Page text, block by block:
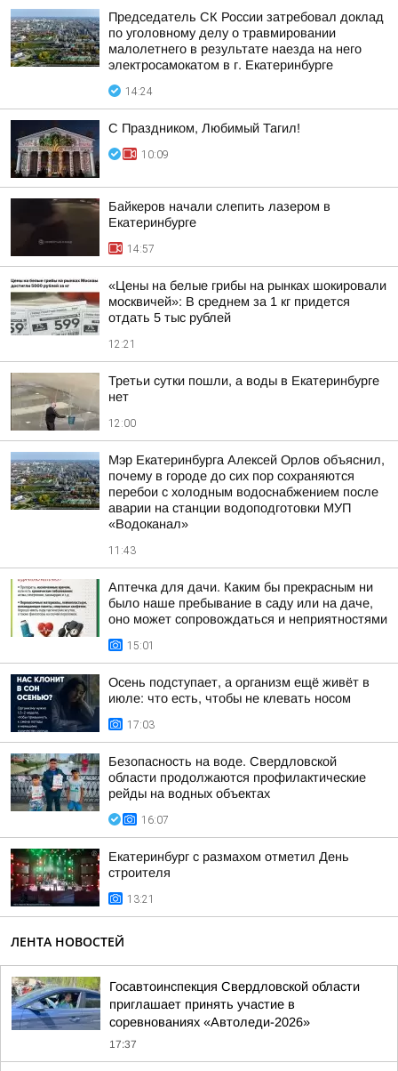
Председатель СК России затребовал доклад
по уголовному делу о травмировании
малолетнего в результате наезда на него
электросамокатом в г. Екатеринбурге
14:24
С Праздником, Любимый Тагил!
10:09
Байкеров начали слепить лазером в
Екатеринбурге
14:57
«Цены на белые грибы на рынках шокировали
москвичей»: В среднем за 1 кг придется
отдать 5 тыс рублей
12:21
Третьи сутки пошли, а воды в Екатеринбурге
нет
12:00
Мэр Екатеринбурга Алексей Орлов объяснил,
почему в городе до сих пор сохраняются
перебои с холодным водоснабжением после
аварии на станции водоподготовки МУП
«Водоканал»
11:43
Аптечка для дачи. Каким бы прекрасным ни
было наше пребывание в саду или на даче,
оно может сопровождаться и неприятностями
15:01
Осень подступает, а организм ещё живёт в
июле: что есть, чтобы не клевать носом
17:03
Безопасность на воде. Свердловской
области продолжаются профилактические
рейды на водных объектах
16:07
Екатеринбург с размахом отметил День
строителя
13:21
ЛЕНТА НОВОСТЕЙ
Госавтоинспекция Свердловской области
приглашает принять участие в
соревнованиях «Автоледи-2026»
17:37